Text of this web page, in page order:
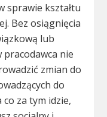
sprawie kształtu
Bez osiągnięcia
lub
nie
zmian do
do
za tym idzie,